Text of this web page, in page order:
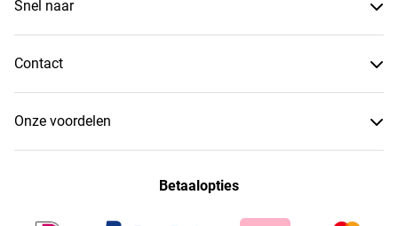
Snel naar
Contact
Onze voordelen
Betaalopties